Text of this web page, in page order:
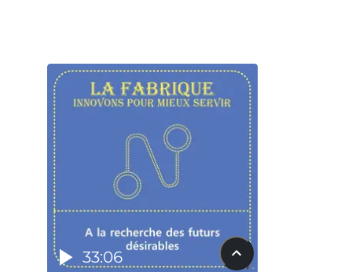
33:06